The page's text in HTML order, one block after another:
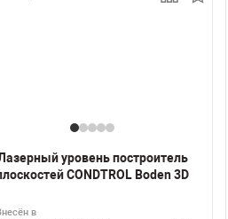
уровень построитель
CONDTROL Boden 3D
в